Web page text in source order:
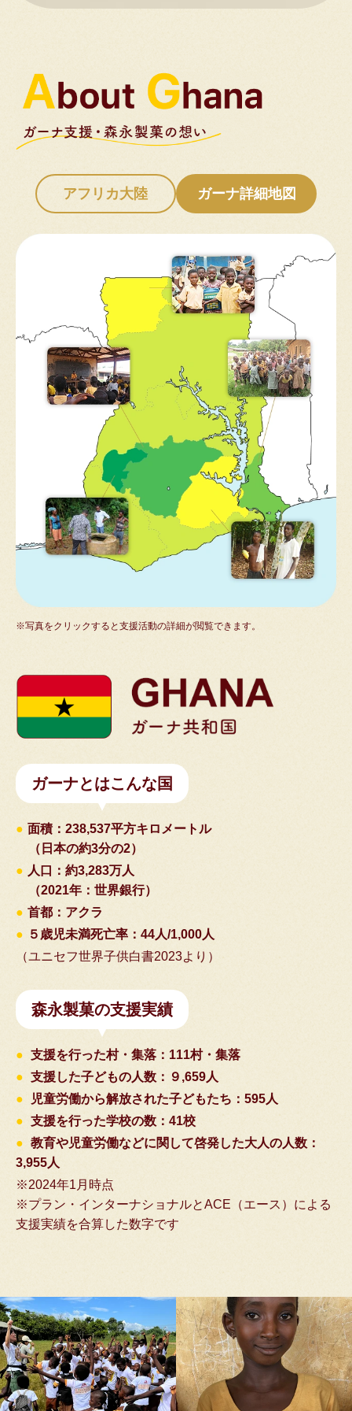
ガーナとはこんな国
● 面積：238,537平方キロメートル
（日本の約3分の2）
● 人口：約3,283万人
（2021年：世界銀行）
● 首都：アクラ
● ５歳児未満死亡率：44人/1,000人
（ユニセフ世界子供白書2023より）
森永製菓の⽀援実績
● 支援を行った村・集落：111村・集落
● 支援した子どもの人数：９,659人
●
児童労働から解放された子どもたち：595人
● 支援を行った学校の数：41校
● 教育や児童労働などに関して啓発した大人の人数：
3,955人
※2024年1月時点
※プラン・インターナショナルとACE（エース）による
支援実績を合算した数字です
アフリカ大陸 ガーナ詳細地図
※写真をクリックすると支援活動の詳細が閲覧できます。